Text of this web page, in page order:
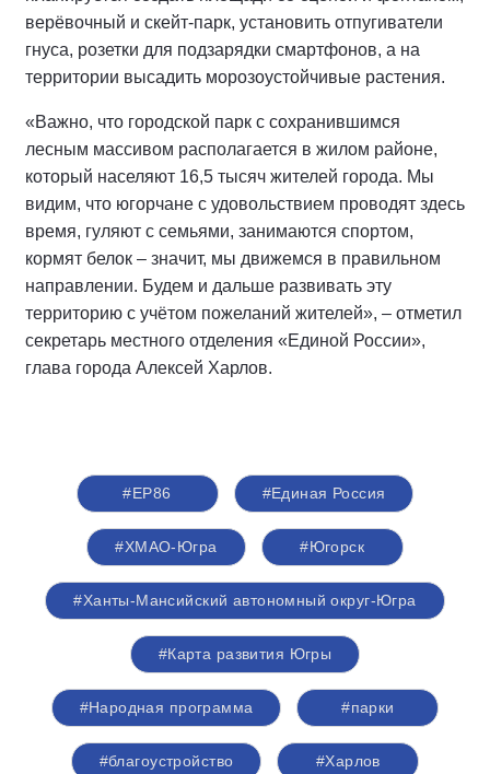
верёвочный и скейт-парк, установить отпугиватели
гнуса, розетки для подзарядки смартфонов, а на
территории высадить морозоустойчивые растения.
«Важно, что городской парк с сохранившимся
лесным массивом располагается в жилом районе,
который населяют 16,5 тысяч жителей города. Мы
видим, что югорчане с удовольствием проводят здесь
время, гуляют с семьями, занимаются спортом,
кормят белок – значит, мы движемся в правильном
направлении. Будем и дальше развивать эту
территорию с учётом пожеланий жителей», – отметил
секретарь местного отделения «Единой России»,
глава города Алексей Харлов.
#ЕР86 #Единая Россия
#ХМАО-Югра #Югорск
#Ханты-Мансийский автономный округ-Югра
#Карта развития Югры
#Народная программа #парки
#благоустройство #Харлов